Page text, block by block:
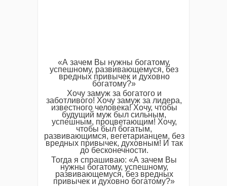
«А зачем Вы нужны богатому,
успешному, развивающемуся, без
вредных привычек и духовно
богатому?»
Хочу замуж за богатого и
заботливого! Хочу замуж за лидера,
известного человека! Хочу, чтобы
будущий муж был сильным,
успешным, процветающим! Хочу,
чтобы был богатым,
развивающимся, вегетарианцем, без
вредных привычек, духовным! И так
до бесконечности.
Тогда я спрашиваю: «А зачем Вы
нужны богатому, успешному,
развивающемуся, без вредных
привычек и духовно богатому?»